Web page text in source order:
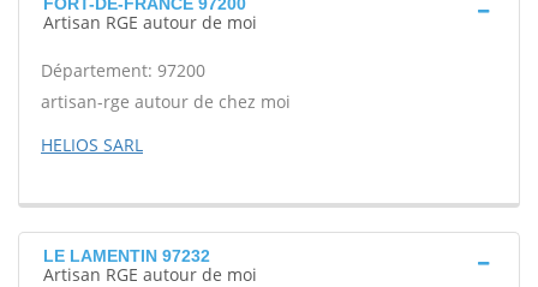
Artisan RGE autour de moi
Département: 97200
artisan-rge autour de chez moi
HELIOS SARL
LE LAMENTIN 97232
Artisan RGE autour de moi